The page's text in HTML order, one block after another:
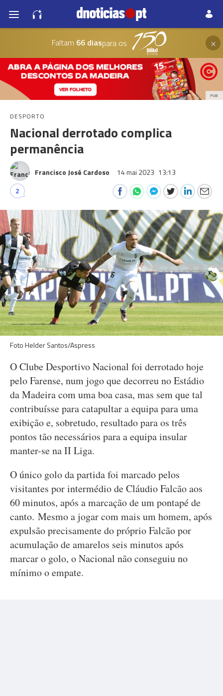
Faltam 66 diaspara os ×
PUB
DESPORTO
Nacional derrotado complica
permanência
Francisco José Cardoso 14 mai 2023 13:13
2
Foto Helder Santos/Aspress
O Clube Desportivo Nacional foi derrotado hoje
pelo Farense, num jogo que decorreu no Estádio
da Madeira com uma boa casa, mas sem que tal
contribuísse para catapultar a equipa para uma
exibição e, sobretudo, resultado para os três
pontos tão necessários para a equipa insular
manter-se na II Liga.
O único golo da partida foi marcado pelos
visitantes por intermédio de Cláudio Falcão aos
60 minutos, após a marcação de um pontapé de
canto. Mesmo a jogar com mais um homem, após
expulsão precisamente do próprio Falcão por
acumulação de amarelos seis minutos após
marcar o golo, o Nacional não conseguiu no
mínimo o empate.